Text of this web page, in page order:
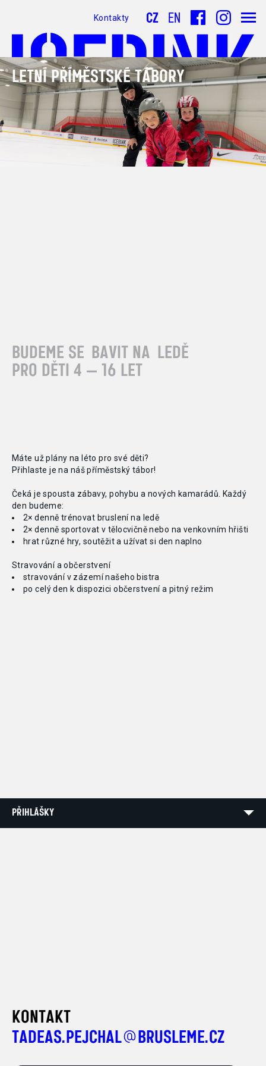
Kontakty CZ EN
LETNÍ PŘÍMĚSTSKÉ TÁBORY
BUDEME SE BAVIT NA LEDĚ
PRO DĚTI 4 — 16 LET
Máte už plány na léto pro své děti?
Přihlaste je na náš příměstský tábor!
Čeká je spousta zábavy, pohybu a nových kamarádů. Každý
den budeme:
2× denně trénovat bruslení na ledě
2× denně sportovat v tělocvičně nebo na venkovním hřišti
hrat různé hry, soutěžit a užívat si den naplno
Stravování a občerstvení
stravování v zázemí našeho bistra
po celý den k dispozici občerstvení a pitný režim
PŘIHLÁŠKY
KONTAKT
TADEAS.PEJCHAL
BRUSLEME.CZ